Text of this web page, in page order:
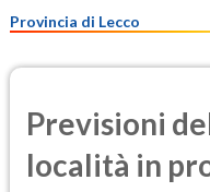
Provincia di Lecco
Previsioni
località in